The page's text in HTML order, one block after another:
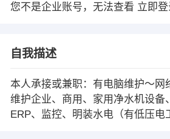
您不是企业账号，无法查看 立即登
自我描述
本人承接或兼职：有电脑维护～网
维护企业、商用、家用净水机设备
ERP、监控、明装水电（有低压电